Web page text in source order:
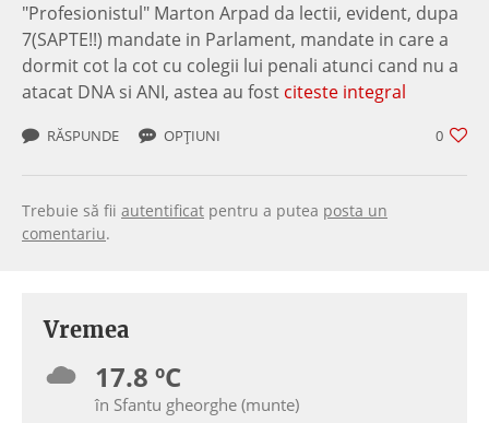
"Profesionistul" Marton Arpad da lectii, evident, dupa
7(SAPTE!!) mandate in Parlament, mandate in care a
dormit cot la cot cu colegii lui penali atunci cand nu a
atacat DNA si ANI, astea au fost citeste integral
0
RĂSPUNDE OPȚIUNI
Trebuie să fii autentificat pentru a putea posta un
comentariu.
Vremea
17.8 ºC
în Sfantu gheorghe (munte)